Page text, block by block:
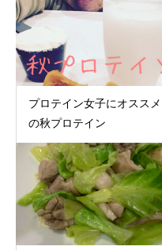
プロテイン女子にオススメ
の秋プロテイン